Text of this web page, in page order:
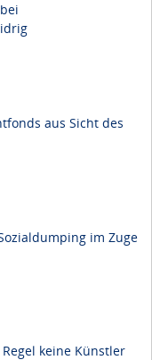
aus Sicht des
im Zuge
keine Künstler